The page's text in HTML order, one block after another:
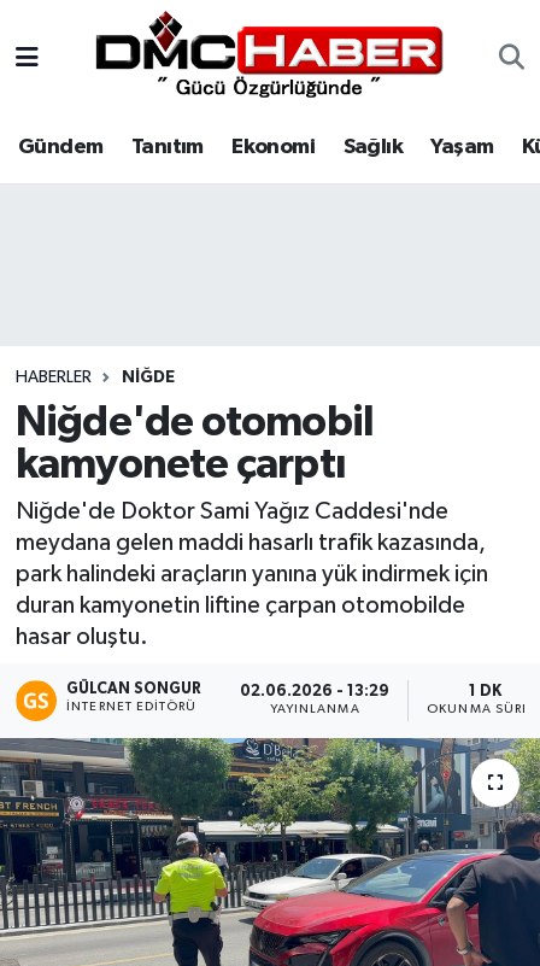
Gündem Tanıtım Ekonomi Sağlık Yaşam
HABERLER NIĞDE
Niğde'de otomobil
kamyonete çarptı
Niğde'de Doktor Sami Yağız Caddesi'nde
meydana gelen maddi hasarlı trafik kazasında,
park halindeki araçların yanına yük indirmek için
duran kamyonetin liftine çarpan otomobilde
hasar oluştu.
GÜLCAN SONGUR
İNTERNET EDITÖRÜ
02.06.2026 - 13:29
YAYINLANMA
1 DK
OKUNMA
Tanıtım
Spor
Siyaset
Eğitim
Teknoloji
Asayiş
Resmi İlan
Nöbetçi Eczaneler
Hava Durumu
Haber Arşivi